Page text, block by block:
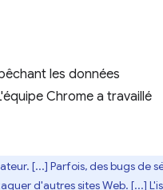
les données
Chrome a travaillé
[...] Parfois, des bugs de
d'autres sites Web. [...]